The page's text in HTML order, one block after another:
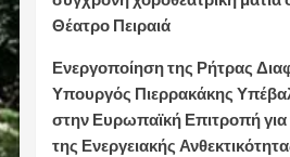
Θέατρο Πειραιά
Ενεργοποίηση της Ρήτρας
Υπουργός Πιερρακάκης
στην Ευρωπαϊκή Επιτροπή για
της Ενεργειακής